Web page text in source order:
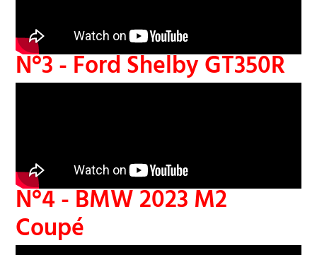
N°3 - Ford Shelby GT350R
N°4 - BMW 2023 M2
Coupé